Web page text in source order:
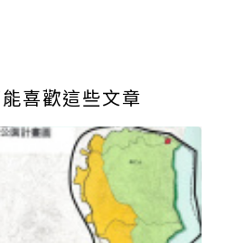
喜歡這些文章